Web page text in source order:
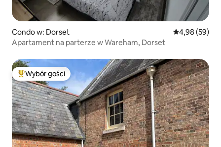
Condo w: Dorset Średnia
4,98 (59)
Apartament na parterze w Wareham, Dorset
Najpopularniejsze z kategorii Wybór gości
Wybór gości